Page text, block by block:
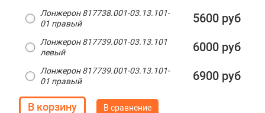
Лонжерон 817738.001-03.13.101-
01 правый
5600 руб
Лонжерон 817739.001-03.13.101
левый
6000 руб
Лонжерон 817739.001-03.13.101-
01 правый
6900 руб
В сравнение